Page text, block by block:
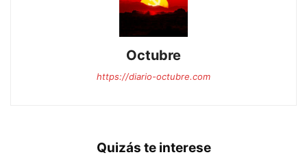
Octubre
https://diario-octubre.com
Quizás te interese